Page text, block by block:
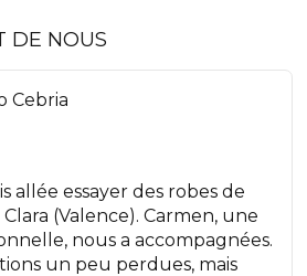
DE NOUS
Cebria
allée essayer des robes de
(Valence). Carmen, une
nous a accompagnées.
un peu perdues, mais